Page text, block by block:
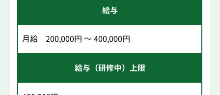
給与
月給 200,000円 ～ 400,000円
給与（研修中）上限